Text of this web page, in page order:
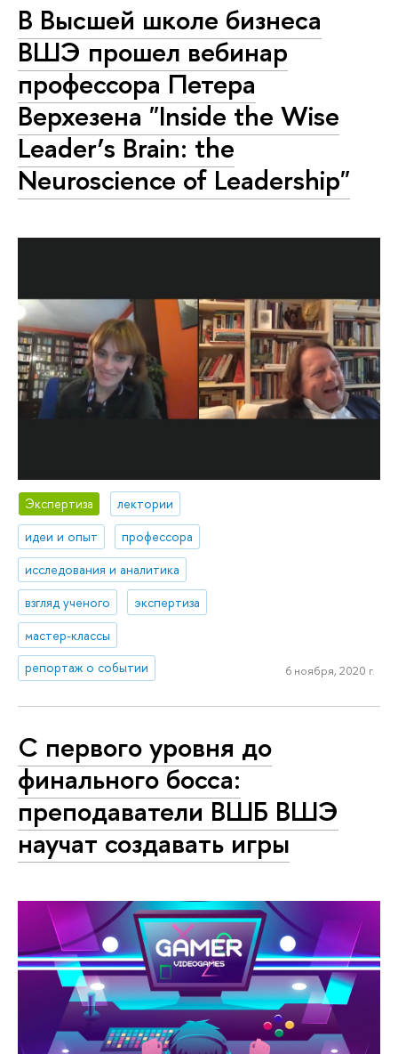
В Высшей школе бизнеса
ВШЭ прошел вебинар
профессора Петера
Верхезена "Inside the Wise
Leader’s Brain: the
Neuroscience of Leadership"
Экспертиза
лектории
идеи и опыт
профессора
исследования и аналитика
взгляд ученого
экспертиза
мастер-классы
репортаж о событии
6 ноября, 2020 г.
С первого уровня до
финального босса:
преподаватели ВШБ ВШЭ
научат создавать игры